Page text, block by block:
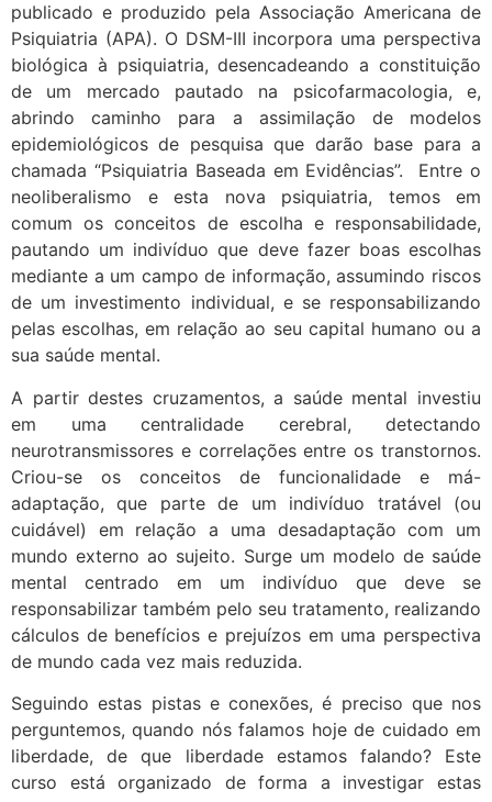
publicado e produzido pela Associação Americana de
Psiquiatria (APA). O DSM-III incorpora uma perspectiva
biológica à psiquiatria, desencadeando a constituição
de um mercado pautado na psicofarmacologia, e,
abrindo caminho para a assimilação de modelos
epidemiológicos de pesquisa que darão base para a
chamada “Psiquiatria Baseada em Evidências”. Entre o
neoliberalismo e esta nova psiquiatria, temos em
comum os conceitos de escolha e responsabilidade,
pautando um indivíduo que deve fazer boas escolhas
mediante a um campo de informação, assumindo riscos
de um investimento individual, e se responsabilizando
pelas escolhas, em relação ao seu capital humano ou a
sua saúde mental.
A partir destes cruzamentos, a saúde mental investiu
em uma centralidade cerebral, detectando
neurotransmissores e correlações entre os transtornos.
Criou-se os conceitos de funcionalidade e má-
adaptação, que parte de um indivíduo tratável (ou
cuidável) em relação a uma desadaptação com um
mundo externo ao sujeito. Surge um modelo de saúde
mental centrado em um indivíduo que deve se
responsabilizar também pelo seu tratamento, realizando
cálculos de benefícios e prejuízos em uma perspectiva
de mundo cada vez mais reduzida.
Seguindo estas pistas e conexões, é preciso que nos
perguntemos, quando nós falamos hoje de cuidado em
liberdade, de que liberdade estamos falando? Este
curso está organizado de forma a investigar estas